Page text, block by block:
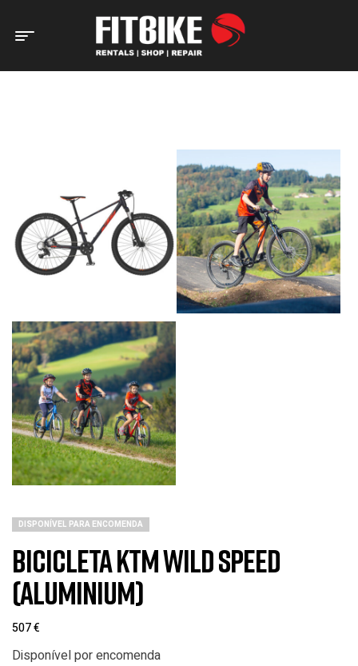
Bicicletas Criança/Junior
Speed (Aluminium)
DISPONÍVEL PARA ENCOMENDA
Bicicleta KTM Wild Speed
(Aluminium)
507€
Disponível por encomenda